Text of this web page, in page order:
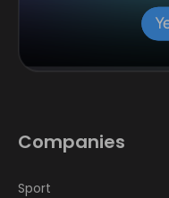
Companies
Sport